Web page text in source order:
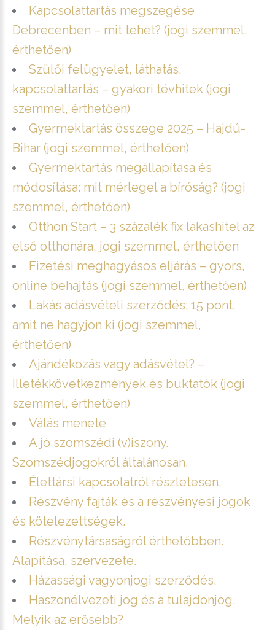
Kapcsolattartás megszegése
Debrecenben – mit tehet? (jogi szemmel,
érthetően)
Szülői felügyelet, láthatás,
kapcsolattartás – gyakori tévhitek (jogi
szemmel, érthetően)
Gyermektartás összege 2025 – Hajdú-
Bihar (jogi szemmel, érthetően)
Gyermektartás megállapítása és
módosítása: mit mérlegel a bíróság? (jogi
szemmel, érthetően)
Otthon Start – 3 százalék fix lakáshitel az
első otthonára, jogi szemmel, érthetően
Fizetési meghagyásos eljárás – gyors,
online behajtás (jogi szemmel, érthetően)
Lakás adásvételi szerződés: 15 pont,
amit ne hagyjon ki (jogi szemmel,
érthetően)
Ajándékozás vagy adásvétel? –
Illetékkövetkezmények és buktatók (jogi
szemmel, érthetően)
Válás menete
A jó szomszédi (v)iszony.
Szomszédjogokról általánosan.
Élettársi kapcsolatról részletesen.
Részvény fajták és a részvényesi jogok
és kötelezettségek.
Részvénytársaságról érthetőbben.
Alapítása, szervezete.
Házassági vagyonjogi szerződés.
Haszonélvezeti jog és a tulajdonjog.
Melyik az erősebb?